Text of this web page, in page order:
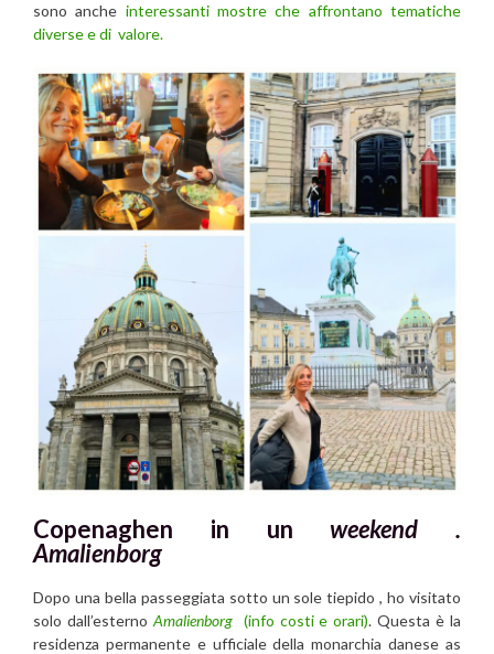
sono anche interessanti mostre che affrontano tematiche
diverse e di valore.
Copenaghen in un weekend .
Amalienborg
Dopo una bella passeggiata sotto un sole tiepido , ho visitato
solo dall’esterno Amalienborg (info costi e orari). Questa è la
residenza permanente e ufficiale della monarchia danese as